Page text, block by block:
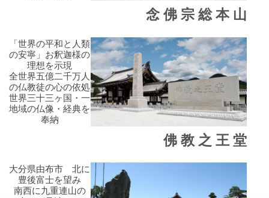
念 佛 宗 総 本 山
佛 教 之 王 堂
「世界の平和と人類
の安寧」お釈迦様の
理想を示現
全世界五億二千万人
の仏教徒の心の依処
世界三十三ヶ国・一
地域の仏像・経典を
奉納
大分県由布市 北に
豊後富士を望み
南西に九重連山の